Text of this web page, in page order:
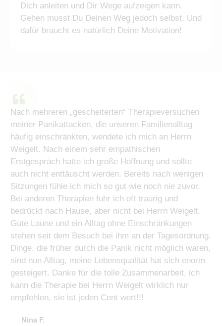
Dich anleiten und Dir Wege aufzeigen kann.
Gehen musst Du Deinen Weg jedoch selbst. Und
dafür braucht es natürlich Deine Motivation!
Nach mehreren „gescheiterten“ Therapieversuchen
meiner Panikattacken, die unseren Familienalltag
häufig einschränkten, wendete ich mich an Herrn
Weigelt. Nach einem sehr empathischen
Erstgespräch hatte ich große Hoffnung und sollte
auch nicht enttäuscht werden. Bereits nach wenigen
Sitzungen fühle ich mich so gut wie noch nie zuvor.
Bei anderen Therapien fuhr ich oft traurig und
bedrückt nach Hause, aber nicht bei Herrn Weigelt.
Gute Laune und ein Alltag ohne Einschränkungen
stehen seit dem Besuch bei ihm an der Tagesordnung.
Dinge, die früher durch die Panik nicht möglich waren,
sind nun Alltag, meine Lebensqualität hat sich enorm
gesteigert. Danke für die tolle Zusammenarbeit, ich
kann die Therapie bei Herrn Weigelt wirklich nur
empfehlen, sie ist jeden Cent wert!!!
Nina F.